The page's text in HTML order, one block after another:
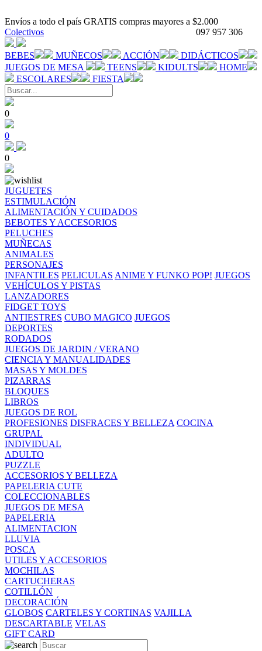
Envíos a todo el país GRATIS compras mayores a $2.000
097 957 306
Colectivos
BEBES MUÑECOS ACCIÓN
DIDÁCTICOS
JUEGOS DE MESA
TEENS KIDULTS
HOME
ESCOLARES
FIESTA
0
0
0
JUGUETES
ESTIMULACIÓN
ALIMENTACIÓN Y CUIDADOS
BEBOTES Y ACCESORIOS
PELUCHES
MUÑECAS
ANIMALES
PERSONAJES
INFANTILES PELICULAS ANIME Y FUNKO POP! JUEGOS
VEHÍCULOS Y PISTAS
LANZADORES
FIDGET TOYS
ANTIESTRES CUBO MAGICO JUEGOS
DEPORTES
RODADOS
JUEGOS DE JARDIN / VERANO
CIENCIA Y MANUALIDADES
MASAS Y MOLDES
PIZARRAS
BLOQUES
LIBROS
JUEGOS DE ROL
PROFESIONES DISFRACES Y BELLEZA COCINA
GRUPAL
INDIVIDUAL
ADULTO
PUZZLE
ACCESORIOS Y BELLEZA
PAPELERIA CUTE
COLECCIONABLES
JUEGOS DE MESA
PAPELERIA
ALIMENTACION
LLUVIA
POSCA
UTILES Y ACCESORIOS
MOCHILAS
CARTUCHERAS
COTILLÓN
DECORACIÓN
GLOBOS CARTELES Y CORTINAS VAJILLA
DESCARTABLE VELAS
GIFT CARD